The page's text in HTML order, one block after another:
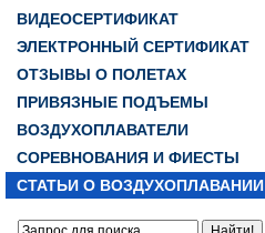
ВИДЕОСЕРТИФИКАТ
ЭЛЕКТРОННЫЙ СЕРТИФИКАТ
ОТЗЫВЫ О ПОЛЕТАХ
ПРИВЯЗНЫЕ ПОДЪЕМЫ
ВОЗДУХОПЛАВАТЕЛИ
СОРЕВНОВАНИЯ И ФИЕСТЫ
СТАТЬИ О ВОЗДУХОПЛАВАНИИ